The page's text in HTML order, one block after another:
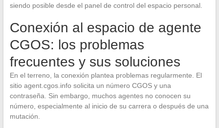
siendo posible desde el panel de control del espacio personal.
Conexión al espacio de agente
CGOS: los problemas
frecuentes y sus soluciones
En el terreno, la conexión plantea problemas regularmente. El
sitio agent.cgos.info solicita un número CGOS y una
contraseña. Sin embargo, muchos agentes no conocen su
número, especialmente al inicio de su carrera o después de una
mutación.